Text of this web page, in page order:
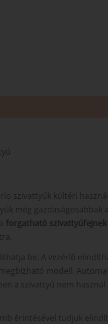
szivattyúk kültéri
még
forgatható
be. A vezérlő
modell.
a szivattyú nem
érintésével tudjuk